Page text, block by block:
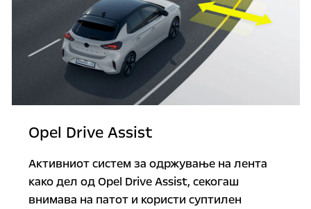
Opel Drive Assist
Активниот систем за одржување на лента
како дел од Opel Drive Assist, секогаш
внимава на патот и користи суптилен